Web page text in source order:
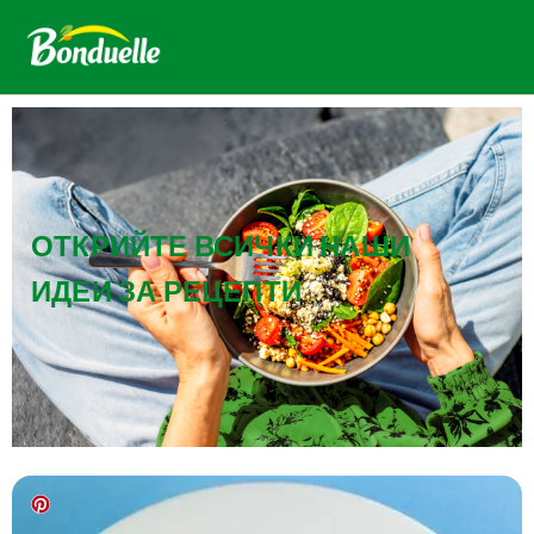
ОТКРИЙТЕ ВСИЧКИ НАШИ
ИДЕИ ЗА РЕЦЕПТИ